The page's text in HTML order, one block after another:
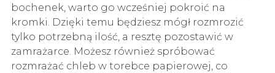
bochenek, warto go wcześniej pokroić na
kromki. Dzięki temu będziesz mógł rozmrozić
tylko potrzebną ilość, a resztę pozostawić w
zamrażarce. Możesz również spróbować
rozmrażać chleb w torebce papierowej, co